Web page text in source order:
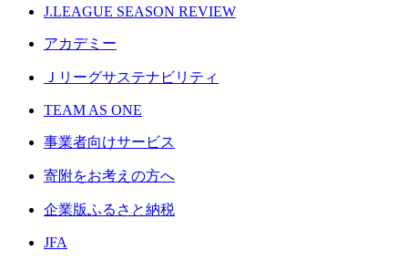
J.LEAGUE SEASON REVIEW
アカデミー
Ｊリーグサステナビリティ
TEAM AS ONE
事業者向けサービス
寄附をお考えの方へ
企業版ふるさと納税
JFA